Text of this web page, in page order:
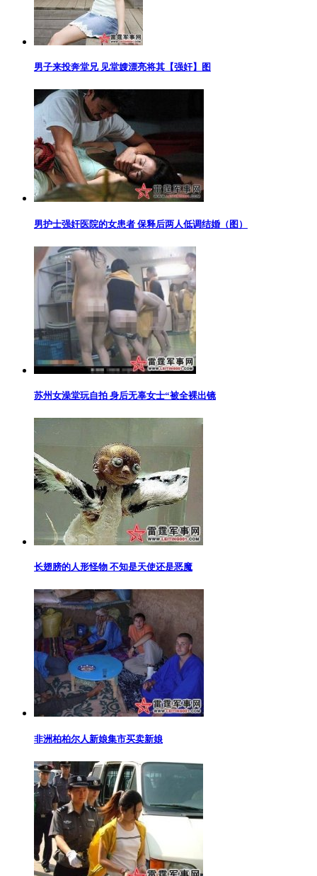
男子来投奔堂兄 见堂嫂漂亮将其【强奸】图
男护士强奸医院的女患者 保释后两人低调结婚（图）
苏州女澡堂玩自拍 身后无辜女士“被全裸出镜
长翅膀的人形怪物 不知是天使还是恶魔
非洲柏柏尔人新娘集市买卖新娘